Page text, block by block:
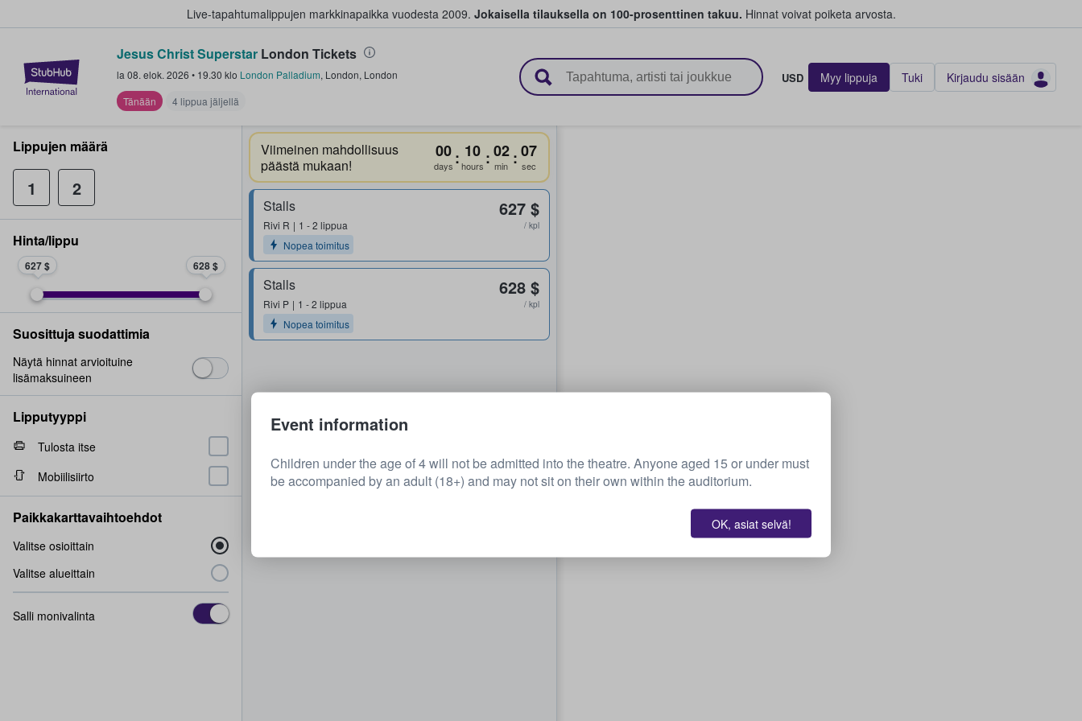
Live-tapahtumalippujen markkinapaikka vuodesta 2009. Jokaisella tilauksella on 100-prosenttinen takuu. Hinnat voivat poiketa arvosta.
StubHub - missä fanit ostavat ja myyvät lippuja
Jesus Christ Superstar London Tickets
la 08. elok. 2026 • 19.30 klo London Palladium, London, London
Tänään
4 lippua jäljellä
USD Myy lippuja Tuki Kirjaudu sisään
Viimeinen mahdollisuus
päästä mukaan!
00
days : 10
hours :02
min :07
sec
Stalls
Rivi R
1 - 2 lippua
Nopea toimitus
627 $
/ kpl
Stalls
Rivi P
1 - 2 lippua
Nopea toimitus
628 $
/ kpl
Lippujen määrä
1 2
Hinta/lippu
627 $ 628 $
Suosittuja suodattimia
Näytä hinnat arvioituine
lisämaksuineen
Lipputyyppi
Tulosta itse
Mobiilisiirto
Paikkakarttavaihtoehdot
Valitse osioittain
Valitse alueittain
Salli monivalinta
Event information
Children under the age of 4 will not be admitted into the theatre. Anyone aged 15 or under must
be accompanied by an adult (18+) and may not sit on their own within the auditorium.
OK, asiat selvä!